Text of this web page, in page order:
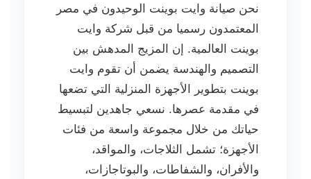
نحن صيانة وايت بوينت الوحيدون في مصر
المعتمدون رسميا من قبل شركة وايت
بوينت العالمية. إن المزيج المدهش بين
التصميم والهندسة يضمن أن تقوم وايت
بوينت بتطوير الأجهزة المنزلية التي تضعها
في مقدمة عصرها. نسعي جاهدين لتبسيط
حياتك من خلال مجموعة واسعة من فئات
الأجهزة؛ تشمل الثلاجات، والمواقد،
والأفران، والشفاطات، والبوتاجازات،